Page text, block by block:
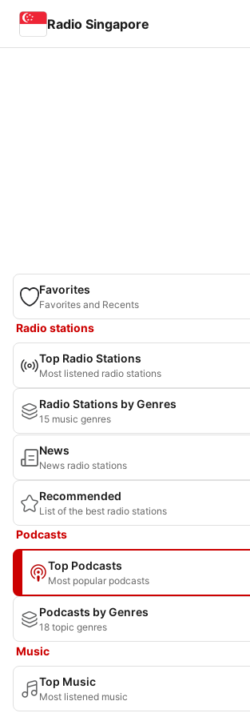
Radio Singapore
Favorites
Favorites and Recents
Radio stations
Top Radio Stations
Most listened radio stations
Radio Stations by Genres
15 music genres
News
News radio stations
Recommended
List of the best radio stations
Podcasts
Top Podcasts
Most popular podcasts
Podcasts by Genres
18 topic genres
Music
Top Music
Most listened music